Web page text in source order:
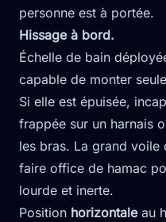
personne est à portée.
Hissage à bord.
Échelle de bain
capable de monter
Si elle est épuisée,
frappée sur un harnais
les bras. La grand voile
faire office de hamac
lourde et inerte.
Position horizontaleau